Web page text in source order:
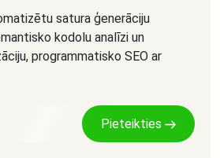
satura ģenerāciju
kodolu analīzi un
programmatisko SEO ar
Pieteikties